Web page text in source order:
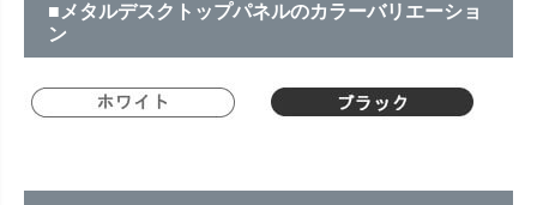
■メタルデスクトップパネルのカラーバリエーショ
ン